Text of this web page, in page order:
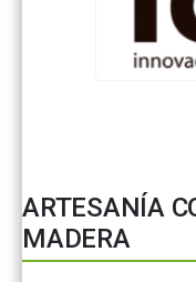
ARTESANÍA
MADERA